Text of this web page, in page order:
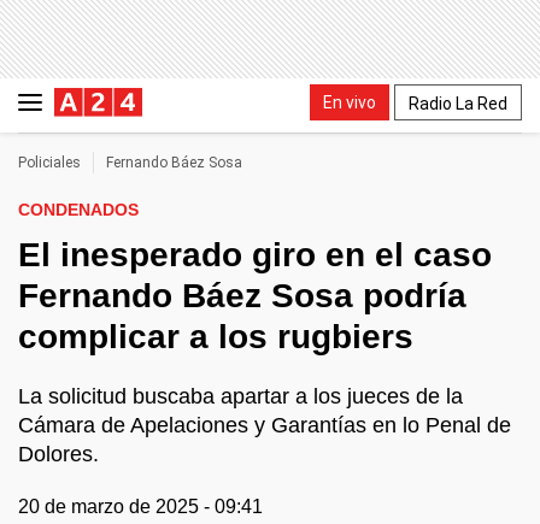
En vivo Radio La Red
Policiales Fernando Báez Sosa
CONDENADOS
El inesperado giro en el caso
Fernando Báez Sosa podría
complicar a los rugbiers
La solicitud buscaba apartar a los jueces de la
Cámara de Apelaciones y Garantías en lo Penal de
Dolores.
20 de marzo de 2025 - 09:41